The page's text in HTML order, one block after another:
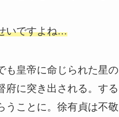
いですよね…
も皇帝に命じられた星の
府に突き出される。する
うことに。徐有貞は不敬